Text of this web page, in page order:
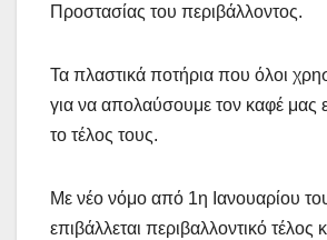
Προστασίας του περιβάλλοντος.
Τα πλαστικά ποτήρια που όλοι
για να απολαύσουμε τον καφέ μας
το τέλος τους.
Με νέο νόμο από 1η Ιανουαρίου
επιβάλλεται περιβαλλοντικό τέλος